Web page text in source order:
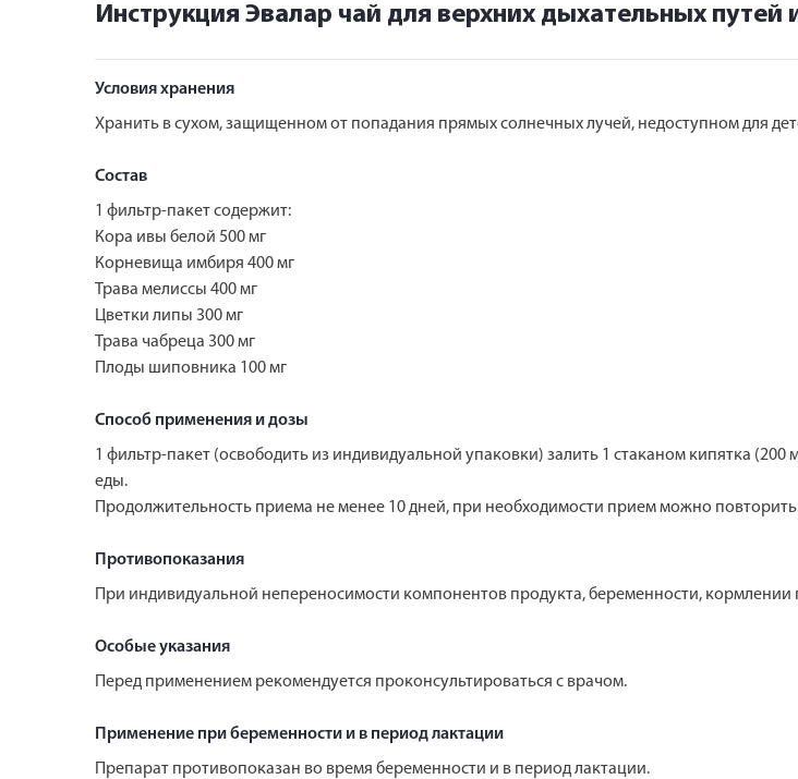
Инструкция Эвалар чай для верхних дыхательных
Условия хранения
Хранить в сухом, защищенном от попадания прямых солнечных лучей, недоступном для
Состав
1 фильтр-пакет содержит:
Кора ивы белой 500 мг
Корневища имбиря 400 мг
Трава мелиссы 400 мг
Цветки липы 300 мг
Трава чабреца 300 мг
Плоды шиповника 100 мг
Способ применения и дозы
1 фильтр-пакет (освободить из индивидуальной упаковки) залить 1 стаканом кипятка
еды.
Продолжительность приема не менее 10 дней, при необходимости прием можно
Противопоказания
При индивидуальной непереносимости компонентов продукта, беременности, кормлении
Особые указания
Перед применением рекомендуется проконсультироваться с врачом.
Применение при беременности и в период лактации
Препарат противопоказан во время беременности и в период лактации.